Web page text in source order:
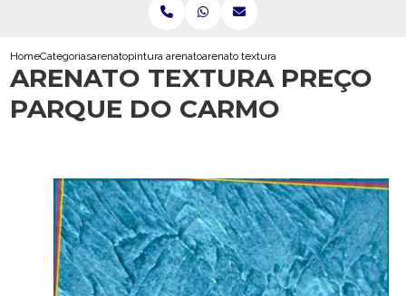
HomeCategoriasarenatopintura arenatoarenato textura preco parque do carmo
ARENATO TEXTURA PREÇO
PARQUE DO CARMO